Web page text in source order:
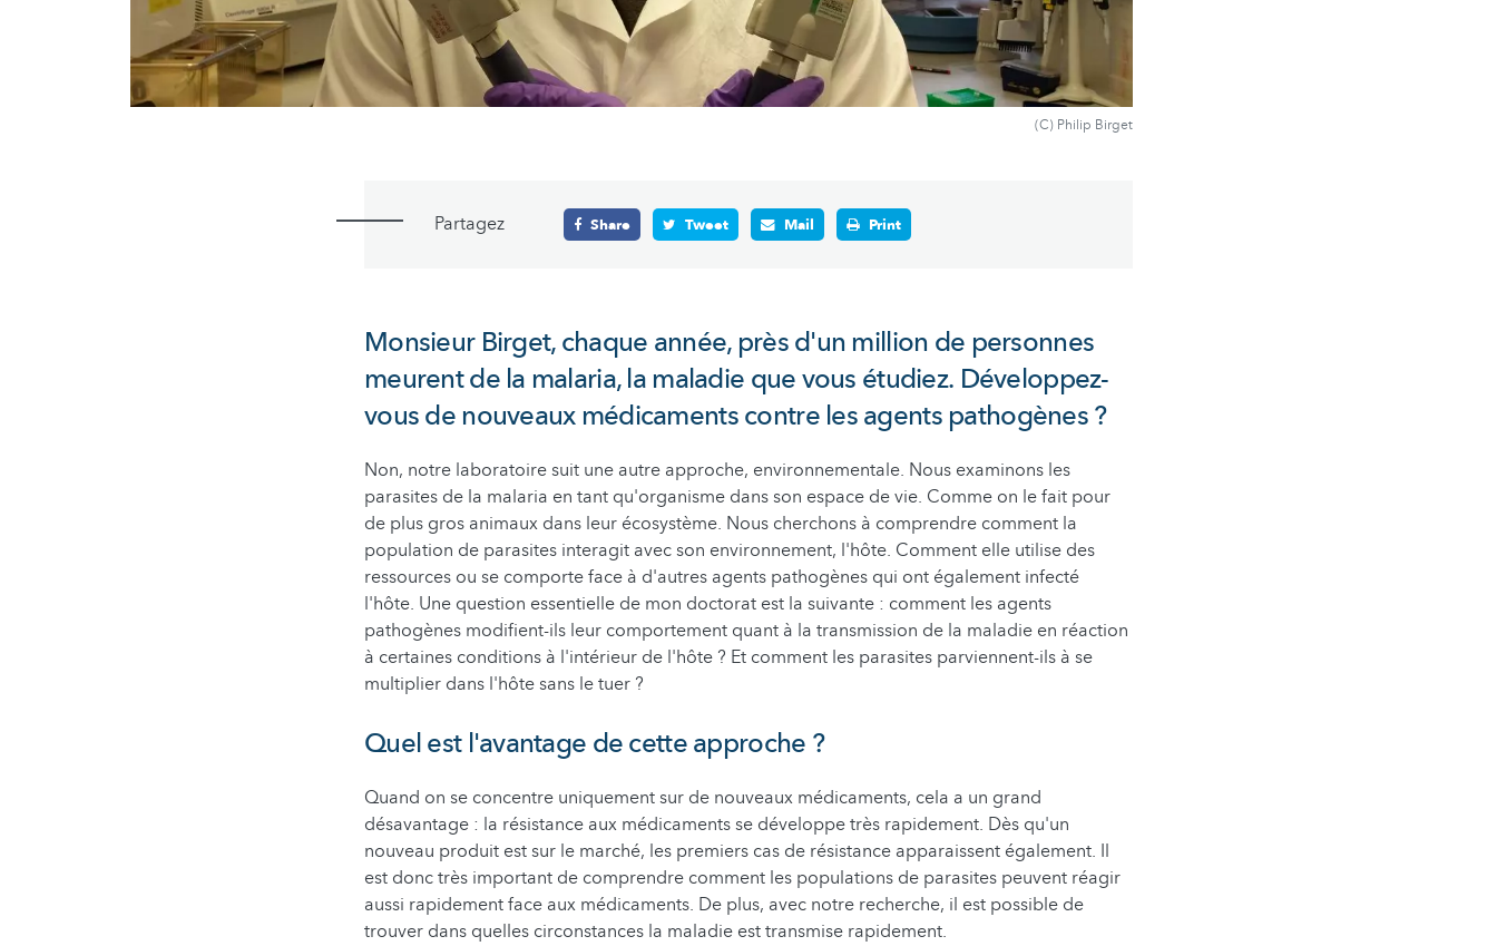
(C) Philip Birget
Partagez Share Tweet Mail Print
Monsieur Birget, chaque année, près d'un million de personnes
meurent de la malaria, la maladie que vous étudiez. Développez-
vous de nouveaux médicaments contre les agents pathogènes ?
Non, notre laboratoire suit une autre approche, environnementale. Nous examinons les
parasites de la malaria en tant qu'organisme dans son espace de vie. Comme on le fait pour
de plus gros animaux dans leur écosystème. Nous cherchons à comprendre comment la
population de parasites interagit avec son environnement, l'hôte. Comment elle utilise des
ressources ou se comporte face à d'autres agents pathogènes qui ont également infecté
l'hôte. Une question essentielle de mon doctorat est la suivante : comment les agents
pathogènes modifient-ils leur comportement quant à la transmission de la maladie en réaction
à certaines conditions à l'intérieur de l'hôte ? Et comment les parasites parviennent-ils à se
multiplier dans l'hôte sans le tuer ?
Quel est l'avantage de cette approche ?
Quand on se concentre uniquement sur de nouveaux médicaments, cela a un grand
désavantage : la résistance aux médicaments se développe très rapidement. Dès qu'un
nouveau produit est sur le marché, les premiers cas de résistance apparaissent également. Il
est donc très important de comprendre comment les populations de parasites peuvent réagir
aussi rapidement face aux médicaments. De plus, avec notre recherche, il est possible de
trouver dans quelles circonstances la maladie est transmise rapidement.